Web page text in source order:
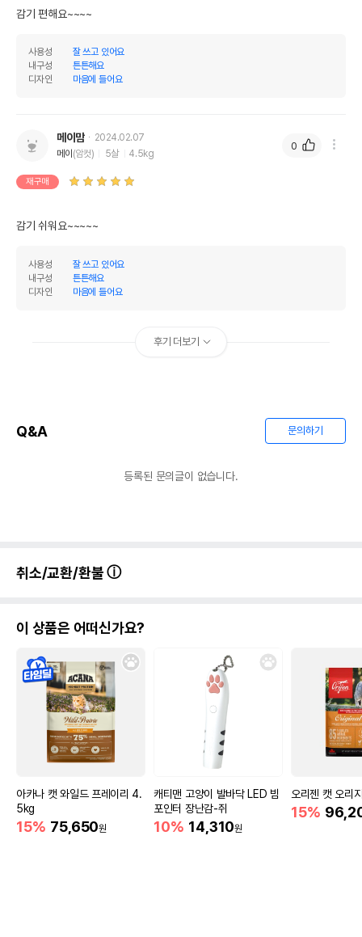
감기 편해요~~~~
사용성
잘 쓰고 있어요
내구성
튼튼해요
디자인
마음에 들어요
메이맘
2024.02.07
메이 (암컷) 5살 4.5kg
재구매
감기 쉬워요~~~~~
사용성
잘 쓰고 있어요
내구성
튼튼해요
디자인
마음에 들어요
0
후기 더보기
Q&A 문의하기
등록된 문의글이 없습니다.
취소/교환/환불
이 상품은 어떠신가요?
아카나 캣 와일드 프레이리 4.
5kg
15% 75,650원
캐티맨 고양이 발바닥 LED 빔
포인터 장난감-쥐
10% 14,310원
오리젠 캣 오리
15%